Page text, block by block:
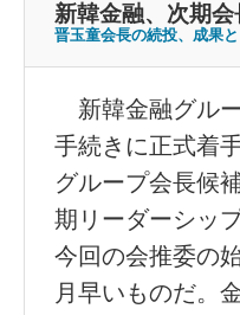
新韓金融、次期
晋玉童会長の続投、成果
新韓金融グル
手続きに正式着手
グループ会長候
期リーダーシッ
今回の会推委の
月早いものだ。